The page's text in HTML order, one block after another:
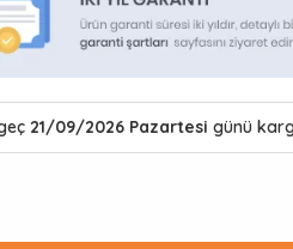
21/09/2026 Pazartesi günü